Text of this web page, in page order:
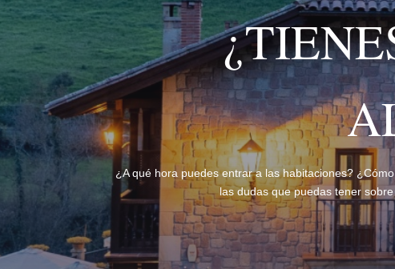
¿A qué hora puedes entrar a las habitaciones?
las dudas que puedas tener